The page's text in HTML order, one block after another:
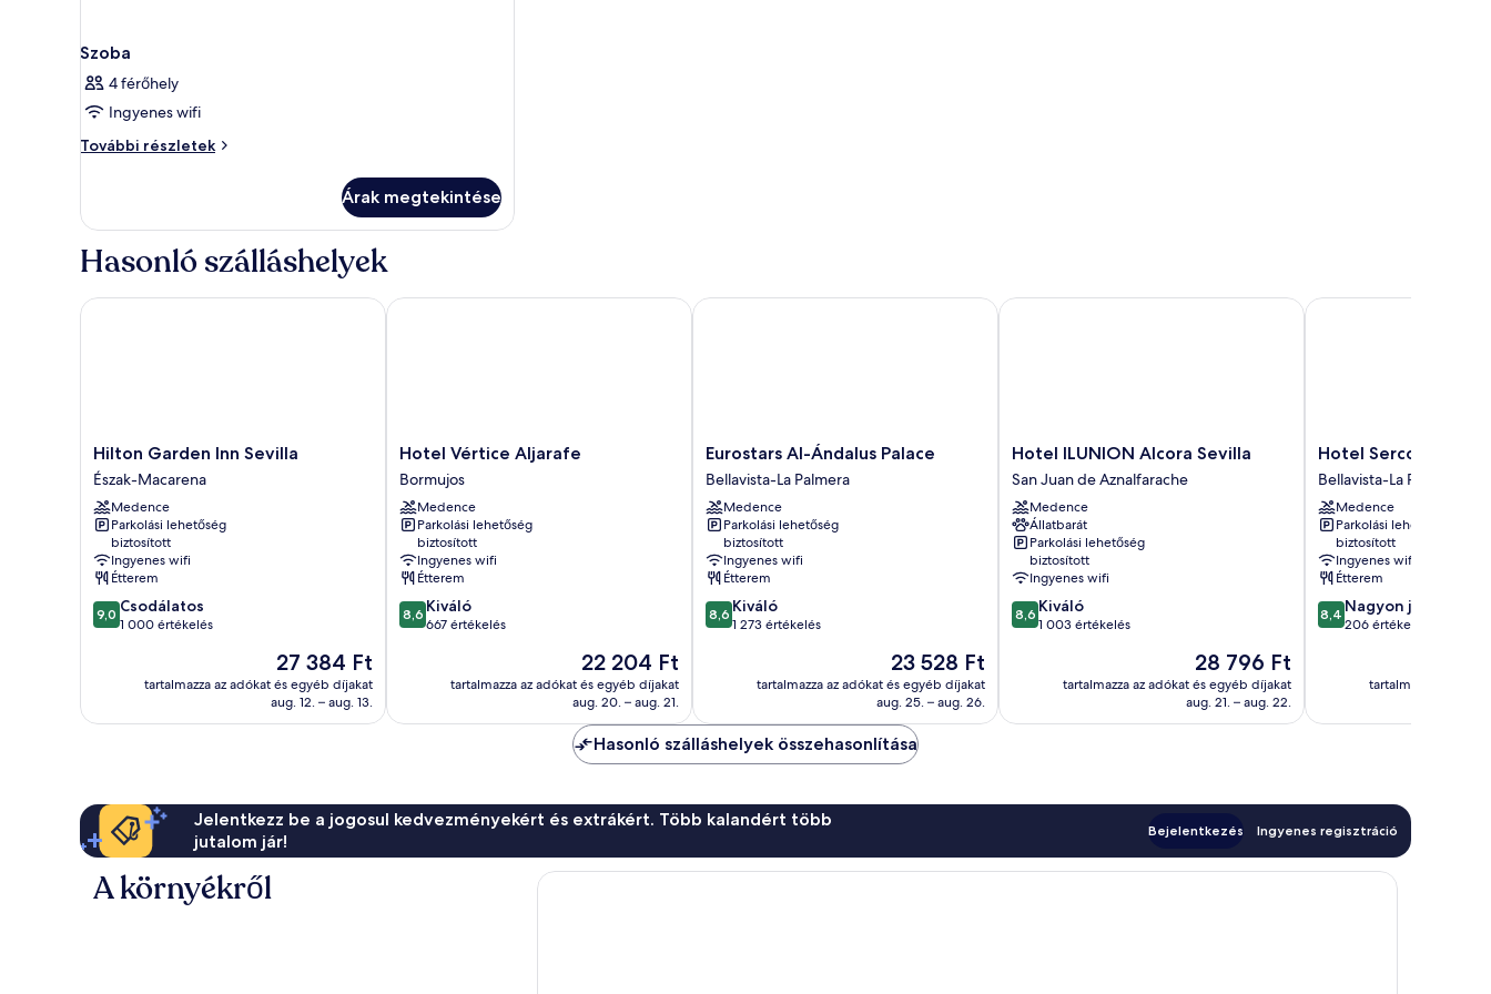
Szoba
4 férőhely
Ingyenes wifi
További részletek
Szoba
Árak megtekintése
Hasonló szálláshelyek
Hilton
Garden
Inn
Sevilla
Észak-
Macarena
Hilton Garden Inn Sevilla
Észak-Macarena
Medence
Parkolási lehetőség
biztosított
Ingyenes wifi
Étterem
9.0
ennyiből:
9,0 Csodálatos
1 000 értékelés
Az
ár
27 384 Ft
27 384 Ft
tartalmazza az adókat és egyéb díjakat
aug. 12. – aug. 13.
Hilton Garden Inn Sevilla
Hotel
Vértice
Aljarafe
Bormujos
Hotel Vértice Aljarafe
Bormujos
Medence
Parkolási lehetőség
biztosított
Ingyenes wifi
Étterem
8.6
ennyiből:
8,6 Kiváló
667 értékelés
Az
ár
22 204 Ft
22 204 Ft
tartalmazza az adókat és egyéb díjakat
aug. 20. – aug. 21.
Hotel Vértice Aljarafe
Eurostars
Al-
Ándalus
Palace
Bellavista-
La
Palmera
Eurostars Al-Ándalus Palace
Bellavista-La Palmera
Medence
Parkolási lehetőség
biztosított
Ingyenes wifi
Étterem
8.6
ennyiből:
8,6 Kiváló
1 273 értékelés
Az
ár
23 528 Ft
23 528 Ft
tartalmazza az adókat és egyéb díjakat
aug. 25. – aug. 26.
Eurostars Al-Ándalus Palace
Hotel
ILUNION
Alcora
Sevilla
San
Juan
de
Aznalfarache
Hotel ILUNION Alcora Sevilla
San Juan de Aznalfarache
Medence
Állatbarát
Parkolási lehetőség
biztosított
Ingyenes wifi
8.6
ennyiből:
8,6 Kiváló
1 003 értékelés
Az
ár
28 796 Ft
28 796 Ft
tartalmazza az adókat és egyéb díjakat
aug. 21. – aug. 22.
Hotel ILUNION Alcora Sevilla
Hotel
Sercotel
Doña
Carmela
Bellavista-
La
Palmera
Hotel Sercotel
Bellavista-La Palmera
Medence
Parkolási lehetőség
biztosított
Ingyenes wifi
Étterem
8.4
ennyiből:
értékelés
8,4 Nagyon jó
206 értékelés
tartalmazza az
Hotel Sercotel Doña
Hasonló szálláshelyek összehasonlítása
Jelentkezz be a jogosul kedvezményekért és extrákért. Több kalandért több
jutalom jár!
Bejelentkezés Ingyenes regisztráció
A környékről